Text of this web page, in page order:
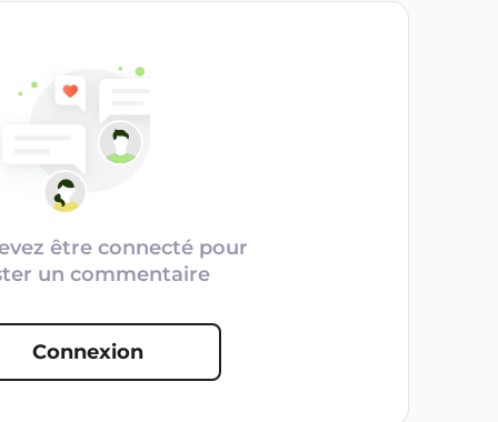
être connecté pour
un commentaire
Connexion